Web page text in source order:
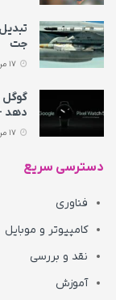
جت
دهد
دسترسی سریع
فناوری
کامپیوتر و موبایل
نقد و بررسی
آموزش